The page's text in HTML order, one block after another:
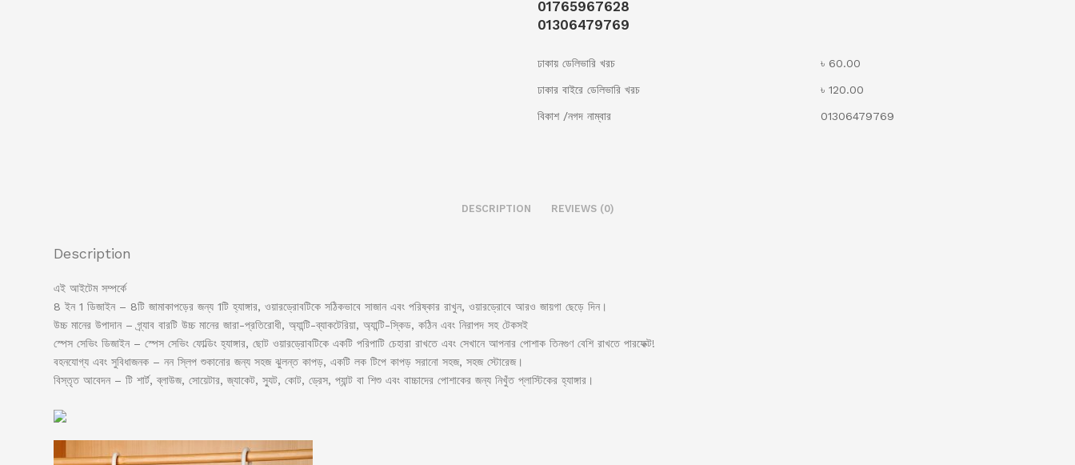
01765967628
01306479769
ঢাকায় ডেলিভারি খরচ ৳ 60.00
ঢাকার বাইরে ডেলিভারি খরচ ৳ 120.00
বিকাশ /নগদ নাম্বার 01306479769
DESCRIPTION REVIEWS (0)
Description
এই আইটেম সম্পর্কে
8 ইন 1 ডিজাইন – 8টি জামাকাপড়ের জন্য 1টি হ্যাঙ্গার, ওয়ারড্রোবটিকে সঠিকভাবে সাজান এবং পরিষ্কার রাখুন, ওয়ারড্রোবে আরও জায়গা ছেড়ে দিন।
উচ্চ মানের উপাদান – গ্র্যাব বারটি উচ্চ মানের জারা-প্রতিরোধী, অ্যান্টি-ব্যাকটেরিয়া, অ্যান্টি-স্কিড, কঠিন এবং নিরাপদ সহ টেকসই
স্পেস সেভিং ডিজাইন – স্পেস সেভিং ফোল্ডিং হ্যাঙ্গার, ছোট ওয়ারড্রোবটিকে একটি পরিপাটি চেহারা রাখতে এবং সেখানে আপনার পোশাক তিনগুণ বেশি রাখতে পারফেক্ট!
বহনযোগ্য এবং সুবিধাজনক – নন স্লিপ শুকানোর জন্য সহজ ঝুলন্ত কাপড়, একটি লক টিপে কাপড় সরানো সহজ, সহজ স্টোরেজ।
বিস্তৃত আবেদন – টি শার্ট, ব্লাউজ, সোয়েটার, জ্যাকেট, স্যুট, কোট, ড্রেস, প্যান্ট বা শিশু এবং বাচ্চাদের পোশাকের জন্য নিখুঁত প্লাস্টিকের হ্যাঙ্গার।